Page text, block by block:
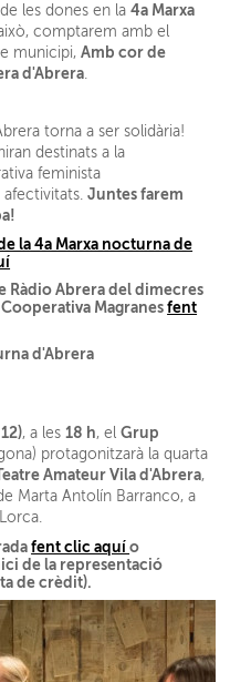
les dones en la4a Marxa
això, comptarem amb el
municipi,Amb cor de
d'Abrera
torna a ser solidària!
destinats a la
feminista
afectivitats.Juntes farem
la 4a Marxa nocturna de
Ràdio Abrera del dimecres
Magranesfent
, a les18 h, elGrup
protagonitzarà la quarta
Amateur Vila d'Abrera,
Marta Antolín Barranco, a
fent clic aquío
de la representació
de crèdit).